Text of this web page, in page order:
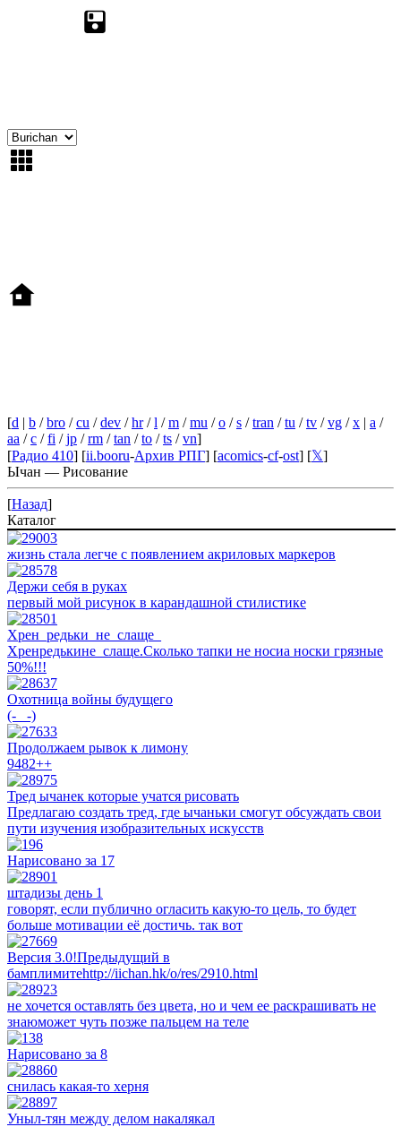
[d | b /bro /cu /dev /hr/l /m /mu /o /s /tran /tu /tv /vg /x | a /
aa /c /fi /jp /rm /tan /to /ts /vn]
[Радио 410] [ii.booru-Архив РПГ] [acomics-cf-ost] [𝕏]
Ычан — Рисование
[Назад]
Каталог
жизнь стала легче с появлением акриловых маркеров
Держи себя в руках
первый мой рисунок в карандашной стилистике
Хрен_редьки_не_слаще_
Хренредькине_слаще.Сколько тапки не носиа носки грязные
50%!!!
Охотница войны будущего
(-_ -)
Продолжаем рывок к лимону
9482++
Тред ычанек которые учатся рисовать
Предлагаю создать тред, где ычаньки смогут обсуждать свои
пути изучения изобразительных искусств
Нарисовано за 17
штадизы день 1
говорят, если публично огласить какую-то цель, то будет
больше мотивации её достичь. так вот
Версия 3.0!Предыдущий в
бамплимитеhttp://iichan.hk/o/res/2910.html
не хочется оставлять без цвета, но и чем ее раскрашивать не
знаюможет чуть позже пальцем на теле
Нарисовано за 8
снилась какая-то херня
Уныл-тян между делом накалякал